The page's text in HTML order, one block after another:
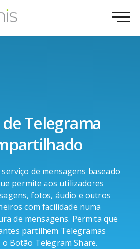
Telegrama
de mensagens baseado
permite aos utilizadores
fotos, áudio e outros
com facilidade numa
de mensagens. Permita que
partilhem Telegramas
Botão Telegram Share.